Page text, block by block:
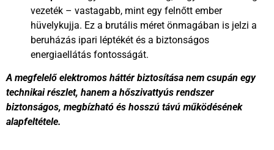
vezeték – vastagabb, mint egy felnőtt ember
hüvelykujja. Ez a brutális méret önmagában is jelzi a
beruházás ipari léptékét és a biztonságos
energiaellátás fontosságát.
A megfelelő elektromos háttér biztosítása nem csupán egy
technikai részlet, hanem a hőszivattyús rendszer
biztonságos, megbízható és hosszú távú működésének
alapfeltétele.